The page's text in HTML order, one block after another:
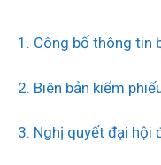
1. Công bố thông tin
2. Biên bản kiểm
3. Nghị quyết đại hội